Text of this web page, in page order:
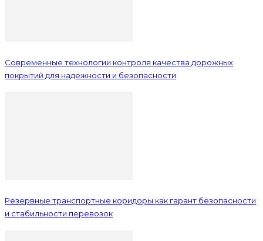
Современные технологии контроля качества дорожных
покрытий для надежности и безопасности
Резервные транспортные коридоры как гарант безопасности
и стабильности перевозок